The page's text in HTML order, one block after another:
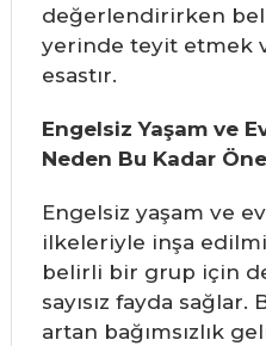
değerlendirirken
yerinde teyit etmek
esastır.
Engelsiz Yaşam ve
Neden Bu Kadar
Engelsiz yaşam ve
ilkeleriyle inşa
belirli bir grup için
sayısız fayda sağlar.
artan bağımsızlık